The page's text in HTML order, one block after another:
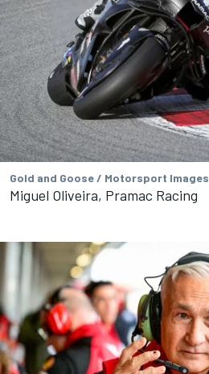
Gold and Goose / Motorsport Images
Miguel Oliveira, Pramac Racing